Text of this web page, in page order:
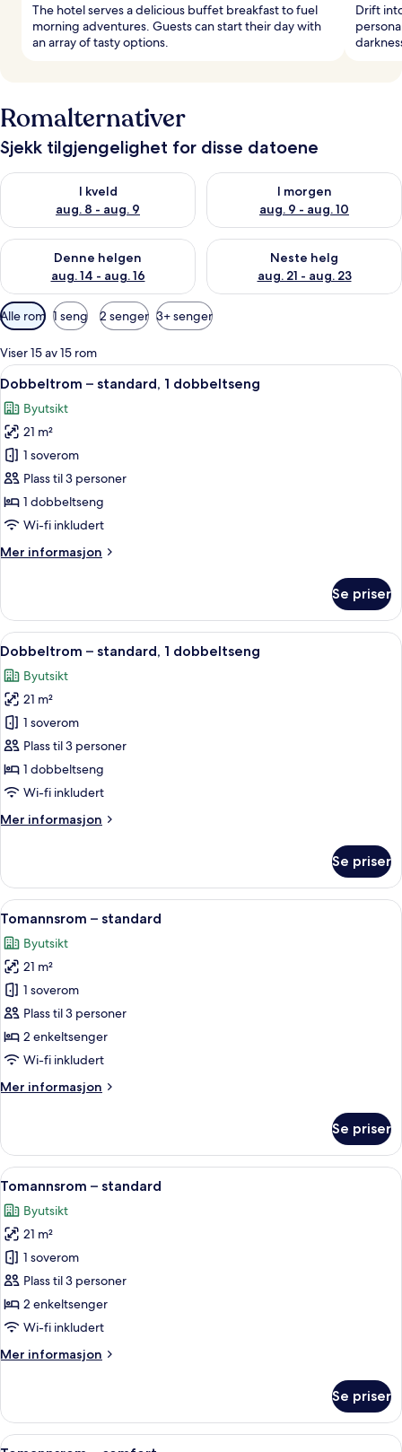
The hotel serves a delicious buffet breakfast to fuel
morning adventures. Guests can start their day with
an array of tasty options.
Drift
Romalternativer
Sjekk tilgjengelighet for disse datoene
I kveld
aug. 8 - aug. 9
Sjekk tilgjengelighet for i kveld, aug. 8 - aug. 9
I morgen
aug. 9 - aug. 10
Sjekk tilgjengelighet for i
Denne helgen
aug. 14 - aug. 16
Sjekk tilgjengelighet for denne helgen, aug. 14 - aug. 16
Neste helg
aug. 21 - aug. 23
Sjekk tilgjengelighet for
Tilgjengelige
filtre
for
rom
Alle rom 1 seng 2 senger 3+ senger
Viser 15 av 15 rom
Åpne
alle
bildene
av
Dobbeltrom
–
standard,
1
Dobbeltrom – standard, 1
14
Dobbeltrom – standard, 1 dobbeltseng
Byutsikt
21 m²
1 soverom
Plass til 3 personer
1 dobbeltseng
Wi-fi inkludert
Mer informasjon
Mer
–
standard,
1
Se priser
Åpne
alle
bildene
av
Dobbeltrom
–
standard,
1
Dobbeltrom – standard, 1
10
Dobbeltrom – standard, 1 dobbeltseng
Byutsikt
21 m²
1 soverom
Plass til 3 personer
1 dobbeltseng
Wi-fi inkludert
Mer informasjon
Mer
–
standard,
1
Se priser
Åpne
alle
bildene
av
Tomannsrom
–
standard
Tomannsrom – standard |
12
Tomannsrom – standard
Byutsikt
21 m²
1 soverom
Plass til 3 personer
2 enkeltsenger
Wi-fi inkludert
Mer informasjon
Mer
–
standard
Se priser
Åpne
alle
bildene
av
Tomannsrom
–
standard
Tomannsrom – standard |
11
Tomannsrom – standard
Byutsikt
21 m²
1 soverom
Plass til 3 personer
2 enkeltsenger
Wi-fi inkludert
Mer informasjon
Mer
–
standard
Se priser
Åpne Dundyner, safe på rommet,